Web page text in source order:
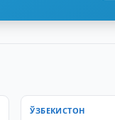
ЎЗБЕКИСТОН